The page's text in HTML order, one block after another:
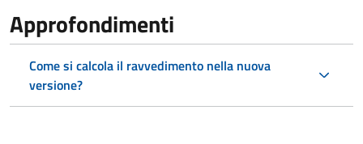
Approfondimenti
Come si calcola il ravvedimento nella nuova
versione?